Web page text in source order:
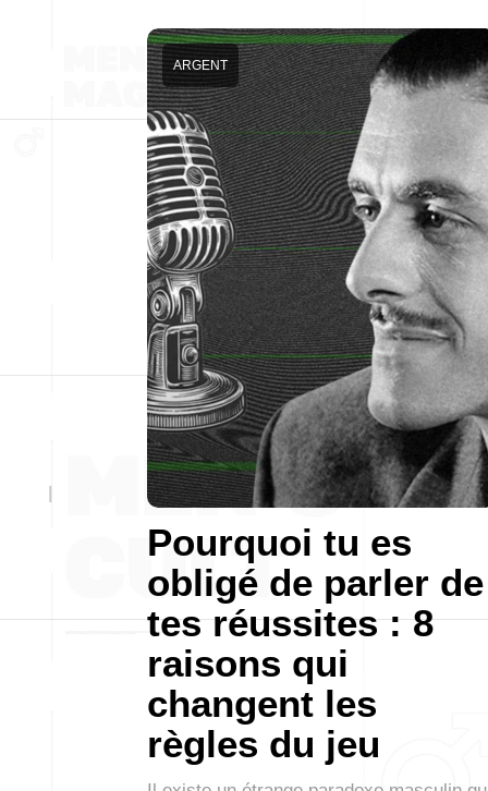
Pourquoi tu es
obligé de parler de
tes réussites : 8
raisons qui
changent les
règles du jeu
ARGENT